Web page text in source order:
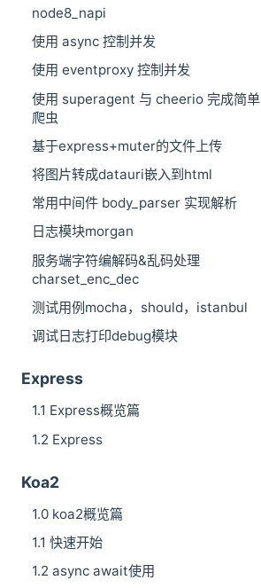
node8_napi
使用 async 控制并发
使用 eventproxy 控制并发
使用 superagent 与 cheerio 完成简单
爬虫
基于express+muter的文件上传
将图片转成datauri嵌入到html
常用中间件 body_parser 实现解析
日志模块morgan
服务端字符编解码&乱码处理
charset_enc_dec
测试用例mocha，should，istanbul
调试日志打印debug模块
Express
1.1 Express概览篇
1.2 Express
Koa2
1.0 koa2概览篇
1.1 快速开始
1.2 async await使用